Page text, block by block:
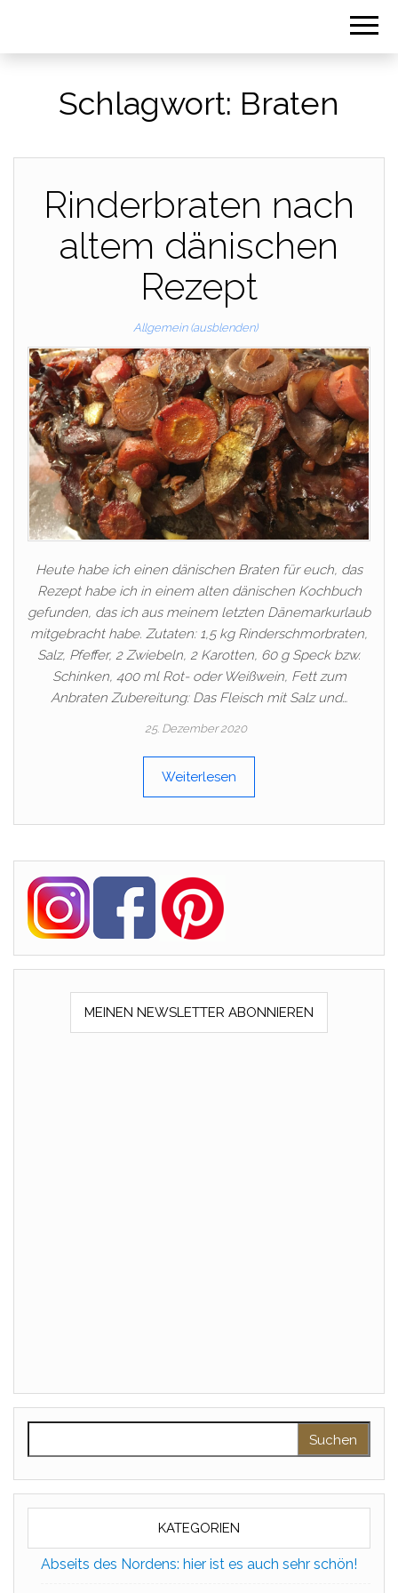
Schlagwort: Braten
Rinderbraten nach
altem dänischen
Rezept
Allgemein (ausblenden)
Heute habe ich einen dänischen Braten für euch, das
Rezept habe ich in einem alten dänischen Kochbuch
gefunden, das ich aus meinem letzten Dänemarkurlaub
mitgebracht habe. Zutaten: 1,5 kg Rinderschmorbraten,
Salz, Pfeffer, 2 Zwiebeln, 2 Karotten, 60 g Speck bzw.
Schinken, 400 ml Rot- oder Weißwein, Fett zum
Anbraten Zubereitung: Das Fleisch mit Salz und…
25. Dezember 2020
Weiterlesen
MEINEN NEWSLETTER ABONNIEREN
KATEGORIEN
Abseits des Nordens: hier ist es auch sehr schön!